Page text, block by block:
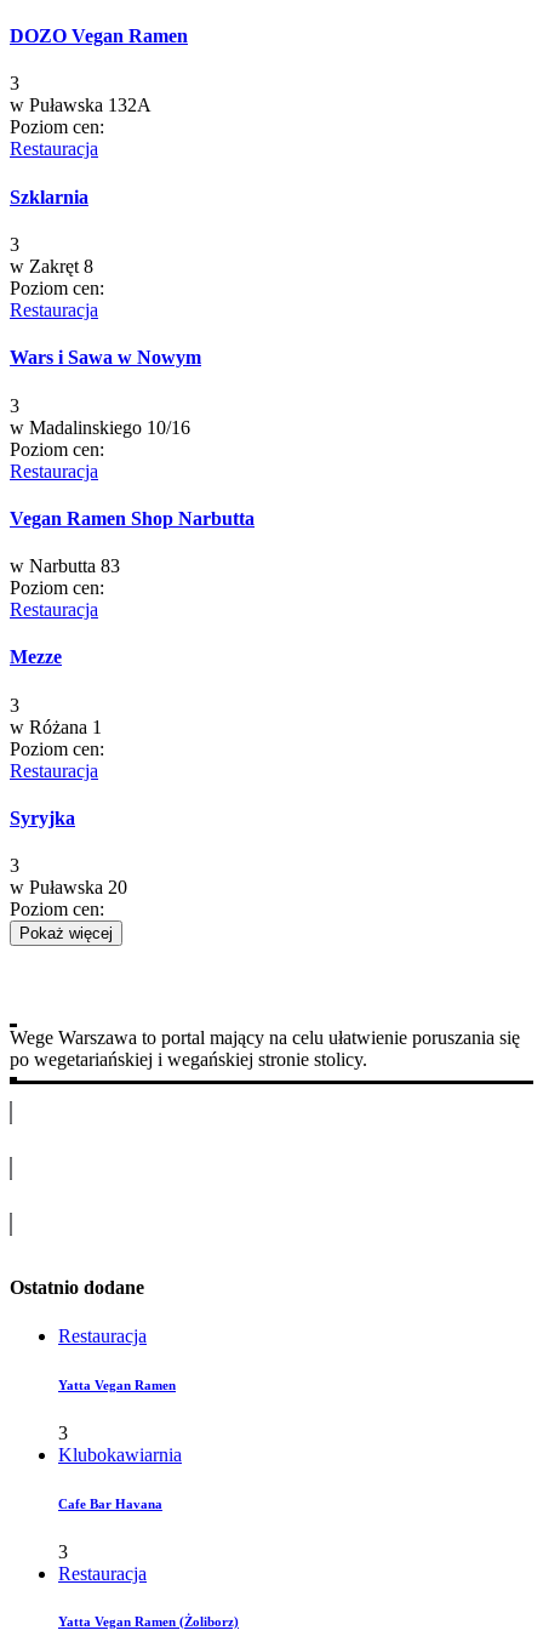
DOZO Vegan Ramen
3
w Puławska 132A
Poziom cen:
Restauracja
Szklarnia
3
w Zakręt 8
Poziom cen:
Restauracja
Wars i Sawa w Nowym
3
w Madalinskiego 10/16
Poziom cen:
Restauracja
Vegan Ramen Shop Narbutta
w Narbutta 83
Poziom cen:
Restauracja
Mezze
3
w Różana 1
Poziom cen:
Restauracja
Syryjka
3
w Puławska 20
Poziom cen:
Pokaż więcej
Wege Warszawa to portal mający na celu ułatwienie poruszania się
po wegetariańskiej i wegańskiej stronie stolicy.
Ostatnio dodane
Restauracja
Yatta Vegan Ramen
3
Klubokawiarnia
Cafe Bar Havana
3
Restauracja
Yatta Vegan Ramen (Żoliborz)